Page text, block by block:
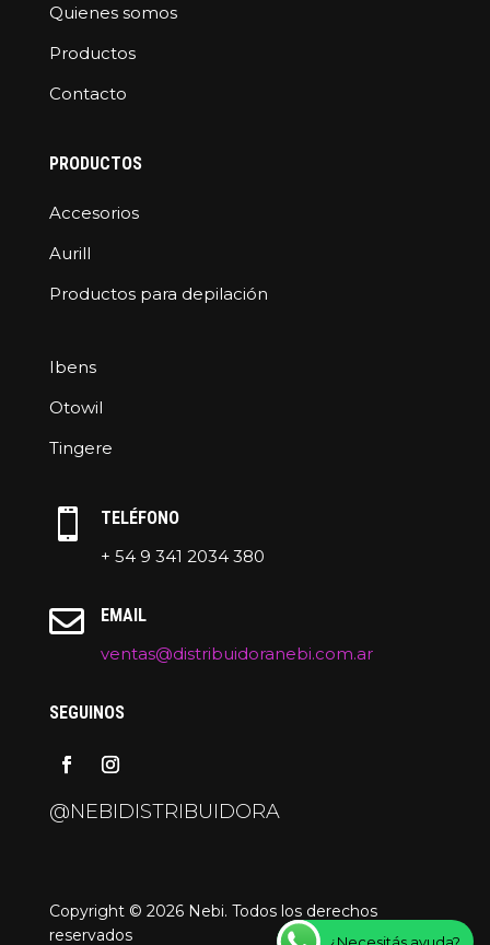
Quienes somos
Productos
Contacto
PRODUCTOS
Accesorios
Aurill
Productos para depilación
Ibens
Otowil
Tingere

TELÉFONO
+ 54 9 341 2034 380

EMAIL
ventas@distribuidoranebi.com.ar
SEGUINOS
@NEBIDISTRIBUIDORA
Copyright © 2026 Nebi. Todos los derechos
reservados